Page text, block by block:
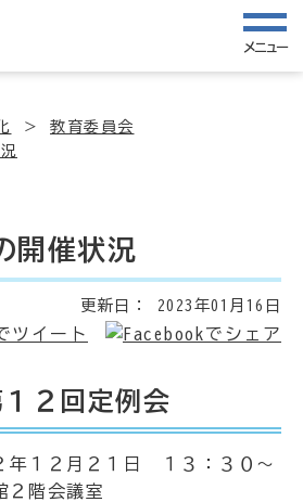
メニュー
教育委員会
開催状況
更新日： 2023年01月16日
２回定例会
年１２月２１日 １３：３０～
２階会議室